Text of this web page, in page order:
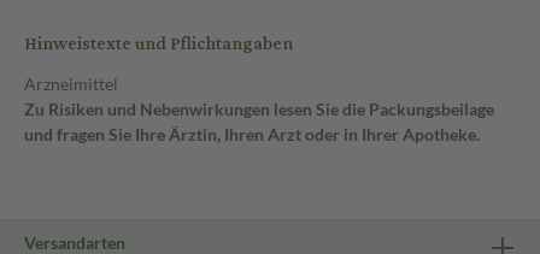
Hinweistexte und Pflichtangaben
Arzneimittel
Zu Risiken und Nebenwirkungen lesen Sie die Packungsbeilage
und fragen Sie Ihre Ärztin, Ihren Arzt oder in Ihrer Apotheke.
Versandarten